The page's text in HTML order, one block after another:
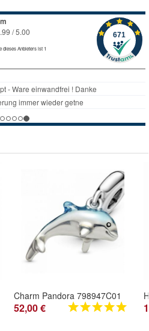
Charm Pandora 798947C01
52,00 €